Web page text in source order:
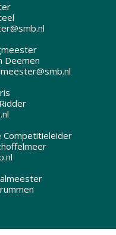
Deemen
Competitieleider